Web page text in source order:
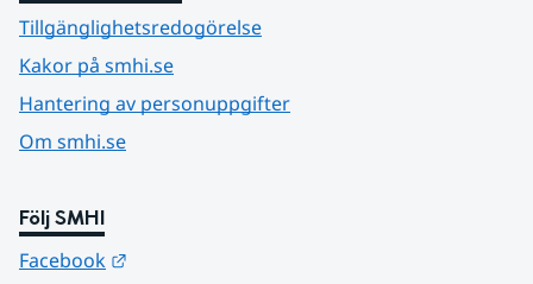
Tillgänglighetsredogörelse
Kakor på smhi.se
Hantering av personuppgifter
Om smhi.se
Följ SMHI
Facebook